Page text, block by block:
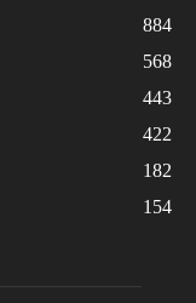
884
568
443
422
182
154